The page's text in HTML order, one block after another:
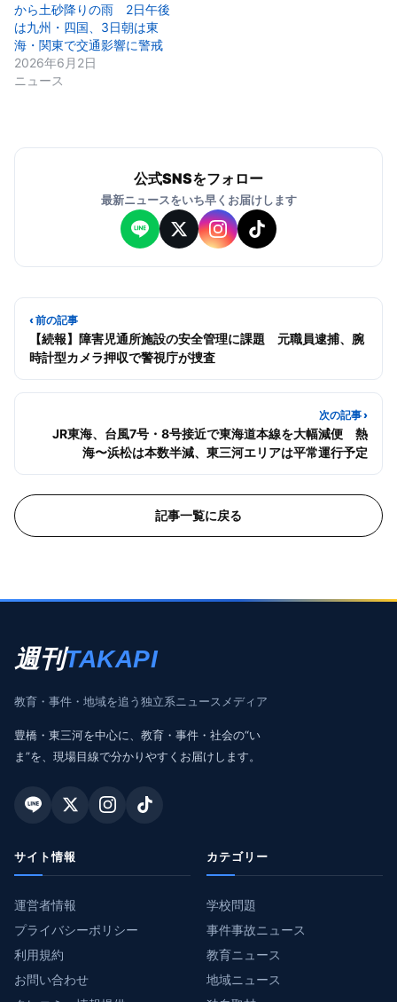
から土砂降りの雨 2日午後
は九州・四国、3日朝は東
海・関東で交通影響に警戒
2026年6月2日
ニュース
公式SNSをフォロー
最新ニュースをいち早くお届けします
‹ 前の記事
【続報】障害児通所施設の安全管理に課題 元職員逮捕、腕
時計型カメラ押収で警視庁が捜査
次の記事 ›
JR東海、台風7号・8号接近で東海道本線を大幅減便 熱
海〜浜松は本数半減、東三河エリアは平常運行予定
記事一覧に戻る
週刊TAKAPI
教育・事件・地域を追う独立系ニュースメディア
豊橋・東三河を中心に、教育・事件・社会の“い
ま”を、現場目線で分かりやすくお届けします。
サイト情報
運営者情報
プライバシーポリシー
利用規約
お問い合わせ
カテゴリー
学校問題
事件事故ニュース
教育ニュース
地域ニュース